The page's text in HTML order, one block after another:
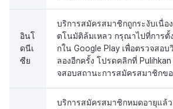
อินโ
ดนีเ
ซีย
บริการสมัครสมาชิกถูกระงับเนื่อ
ตโนมัติล้มเหลว กรุณาไปที่การตั้
กใน Google Play เพื่อตรวจสอ
ลองอีกครั้ง โปรดคลิกที่
จสอบสถานะการสมัครสมาชิกข
บริการสมัครสมาชิกหมดอายุแล้ว